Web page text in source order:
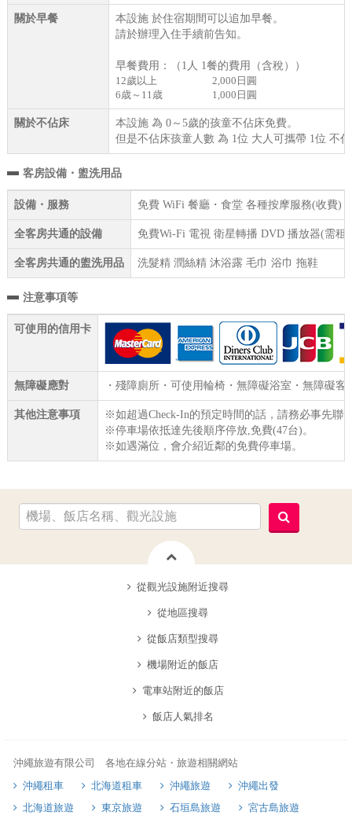
關於早餐
本設施 於住宿期間可以追加早餐。
請於辦理入住手續前告知。
早餐費用：（1人 1餐的費用（含稅））
12歲以上
2,000日圓
6歳～11歳
1,000日圓
關於不佔床
本設施 為 0～5歲的孩童不佔床免費。
但是不佔床孩童人數 為 1位 大人可攜帶 1位 不
客房設備・盥洗用品
設備・服務 免費 WiFi 餐廳・食堂 各種按摩服務(收費)
全客房共通的設備 免費Wi-Fi 電視 衛星轉播 DVD 播放器(需
全客房共通的盥洗用品 洗髮精 潤絲精 沐浴露 毛巾 浴巾 拖鞋
注意事項等
可使用的信用卡
無障礙應對 ・殘障廁所・可使用輪椅・無障礙浴室・無障礙
其他注意事項
※如超過Check-In的預定時間的話，請務必事先聯
※停車場依抵達先後順序停放,免費(47台)。
※如遇滿位，會介紹近鄰的免費停車場。
從觀光設施附近搜尋
從地區搜尋
從飯店類型搜尋
機場附近的飯店
電車站附近的飯店
飯店人氣排名
沖繩旅遊有限公司 各地在線分站・旅遊相關網站
沖繩租車
北海道租車 沖繩旅遊
沖繩出發
北海道旅遊
東京旅遊 石垣島旅遊 宮古島旅遊